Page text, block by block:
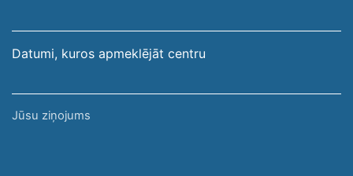
Datumi, kuros apmeklējāt centru
Jūsu